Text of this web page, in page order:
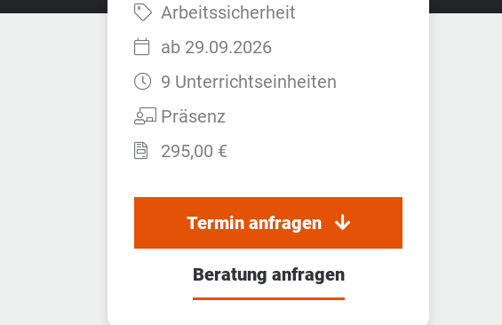
Fach:Arbeitssicherheit
Startzeit:
ab 29.09.2026
Dauer:9 Unterrichtseinheiten
Teilnahmeart:
Präsenz
Preis:
295,00 €
Termin anfragen
Beratung anfragen